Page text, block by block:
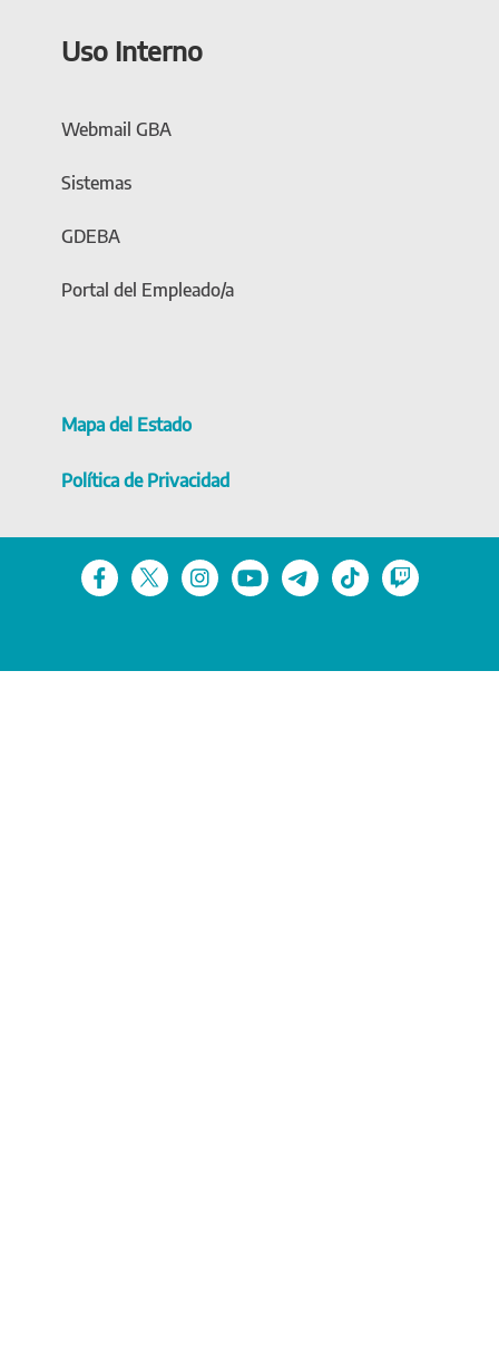
Uso Interno
Webmail GBA
Sistemas
GDEBA
Portal del Empleado/a
Mapa del Estado
Política de Privacidad